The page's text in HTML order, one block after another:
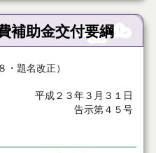
補助金交付要綱
・題名改正）
平成２３年３月３１日
告示第４５号